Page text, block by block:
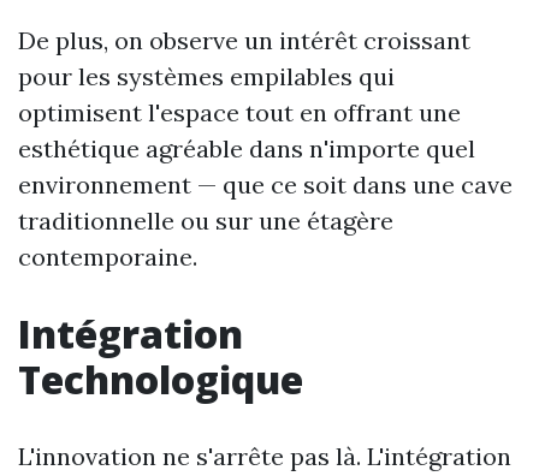
De plus, on observe un intérêt croissant
pour les systèmes empilables qui
optimisent l'espace tout en offrant une
esthétique agréable dans n'importe quel
environnement — que ce soit dans une cave
traditionnelle ou sur une étagère
contemporaine.
Intégration
Technologique
L'innovation ne s'arrête pas là. L'intégration